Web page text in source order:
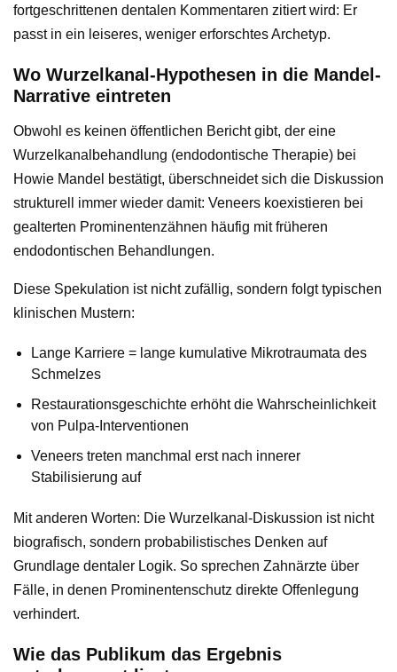
fortgeschrittenen dentalen Kommentaren zitiert wird: Er
passt in ein leiseres, weniger erforschtes Archetyp.
Wo Wurzelkanal-Hypothesen in die Mandel-
Narrative eintreten
Obwohl es keinen öffentlichen Bericht gibt, der eine
Wurzelkanalbehandlung (endodontische Therapie) bei
Howie Mandel bestätigt, überschneidet sich die Diskussion
strukturell immer wieder damit: Veneers koexistieren bei
gealterten Prominentenzähnen häufig mit früheren
endodontischen Behandlungen.
Diese Spekulation ist nicht zufällig, sondern folgt typischen
klinischen Mustern:
Lange Karriere = lange kumulative Mikrotraumata des
Schmelzes
Restaurationsgeschichte erhöht die Wahrscheinlichkeit
von Pulpa-Interventionen
Veneers treten manchmal erst nach innerer
Stabilisierung auf
Mit anderen Worten: Die Wurzelkanal-Diskussion ist nicht
biografisch, sondern probabilistisches Denken auf
Grundlage dentaler Logik. So sprechen Zahnärzte über
Fälle, in denen Prominentenschutz direkte Offenlegung
verhindert.
Wie das Publikum das Ergebnis